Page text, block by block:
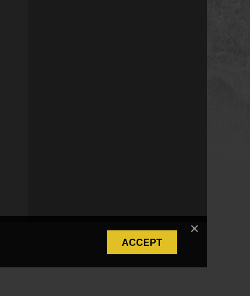
ACCEPT